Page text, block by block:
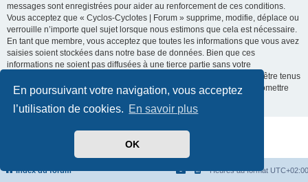
En poursuivant votre navigation, vous acceptez
l’utilisation de cookies. En savoir plus
OK
messages sont enregistrées pour aider au renforcement de ces conditions.
Vous acceptez que « Cyclos-Cyclotes | Forum » supprime, modifie, déplace ou
verrouille n’importe quel sujet lorsque nous estimons que cela est nécessaire.
En tant que membre, vous acceptez que toutes les informations que vous avez
saisies soient stockées dans notre base de données. Bien que ces
informations ne soient pas diffusées à une tierce partie sans votre
consentement, ni « Cyclos-Cyclotes | Forum », ni phpBB ne pourront être tenus
comme responsables en cas de tentative de piratage visant à compromettre
Index du forum Heures au format UTC+02:00
Développé parphpBB® Forum Software © phpBB Limited
Traduit par
Confidentialité|Conditions